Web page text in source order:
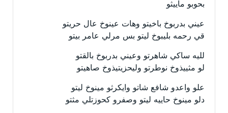
بحوبو ماييثو
عيني بدربوخ باخيتو وهات عينوخ عال حريتو
قي رحمه بليبوخ ليتو بس مرلي عامر بيتو
لليه ساكي شاهرتو وعيني بدربوخ بالقتو
لو مثييذوخ نوطرتو وليحزيتيذوخ صاهيتو
علو واعدو شافع شاتو وايكرثو مينوخ ليتو
دلو مينوخ حاييه ليتو وصفرو كحوزتلي مثتو